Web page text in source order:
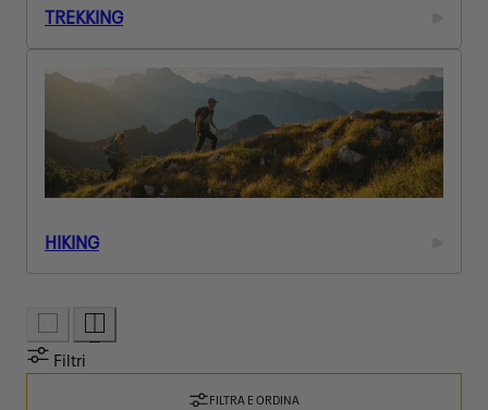
TREKKING
HIKING
Filtri
FILTRA E ORDINA